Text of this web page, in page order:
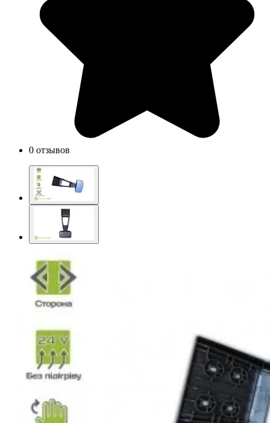
0 отзывов